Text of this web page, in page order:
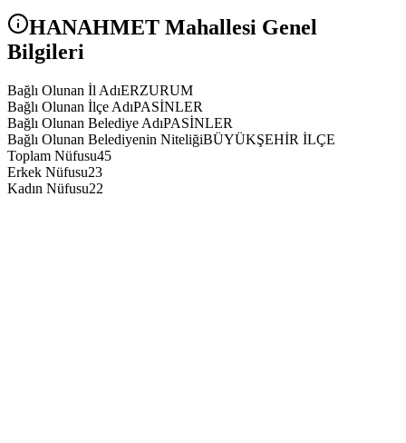
HANAHMET Mahallesi Genel
Bilgileri
Bağlı Olunan İl AdıERZURUM
Bağlı Olunan İlçe AdıPASİNLER
Bağlı Olunan Belediye AdıPASİNLER
Bağlı Olunan Belediyenin NiteliğiBÜYÜKŞEHİR İLÇE
Toplam Nüfusu45
Erkek Nüfusu23
Kadın Nüfusu22